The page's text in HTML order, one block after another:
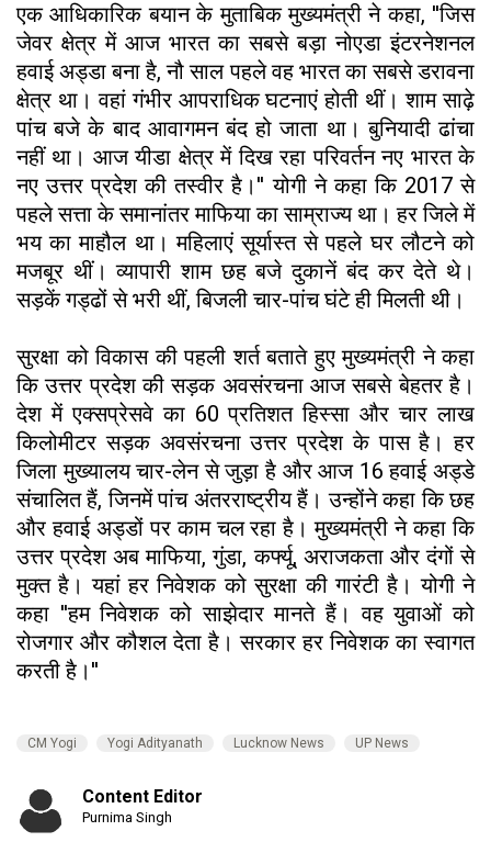
एक आधिकारिक बयान के मुताबिक मुख्यमंत्री ने कहा, ''जिस
जेवर क्षेत्र में आज भारत का सबसे बड़ा नोएडा इंटरनेशनल
हवाई अड्डा बना है, नौ साल पहले वह भारत का सबसे डरावना
क्षेत्र था। वहां गंभीर आपराधिक घटनाएं होती थीं। शाम साढ़े
पांच बजे के बाद आवागमन बंद हो जाता था। बुनियादी ढांचा
नहीं था। आज यीडा क्षेत्र में दिख रहा परिवर्तन नए भारत के
नए उत्तर प्रदेश की तस्वीर है।'' योगी ने कहा कि 2017 से
पहले सत्ता के समानांतर माफिया का साम्राज्य था। हर जिले में
भय का माहौल था। महिलाएं सूर्यास्त से पहले घर लौटने को
मजबूर थीं। व्यापारी शाम छह बजे दुकानें बंद कर देते थे।
सड़कें गड्ढों से भरी थीं, बिजली चार-पांच घंटे ही मिलती थी।
सुरक्षा को विकास की पहली शर्त बताते हुए मुख्यमंत्री ने कहा
कि उत्तर प्रदेश की सड़क अवसंरचना आज सबसे बेहतर है।
देश में एक्सप्रेसवे का 60 प्रतिशत हिस्सा और चार लाख
किलोमीटर सड़क अवसंरचना उत्तर प्रदेश के पास है। हर
जिला मुख्यालय चार-लेन से जुड़ा है और आज 16 हवाई अड्डे
संचालित हैं, जिनमें पांच अंतरराष्ट्रीय हैं। उन्होंने कहा कि छह
और हवाई अड्डों पर काम चल रहा है। मुख्यमंत्री ने कहा कि
उत्तर प्रदेश अब माफिया, गुंडा, कर्फ्यू, अराजकता और दंगों से
मुक्त है। यहां हर निवेशक को सुरक्षा की गारंटी है। योगी ने
कहा ''हम निवेशक को साझेदार मानते हैं। वह युवाओं को
रोजगार और कौशल देता है। सरकार हर निवेशक का स्वागत
करती है।''
CM Yogi Yogi Adityanath Lucknow News UP News
Content Editor
Purnima Singh